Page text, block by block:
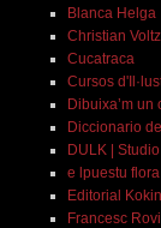
Blanca Helga
Christian
Cucatraca
Cursos
Dibuixa’m un
Diccionario
DULK |
e lpuestu flora
Editorial
Francesc